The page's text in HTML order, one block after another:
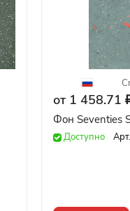
от 1 458.71
Фон Seventies
Доступно Арт.